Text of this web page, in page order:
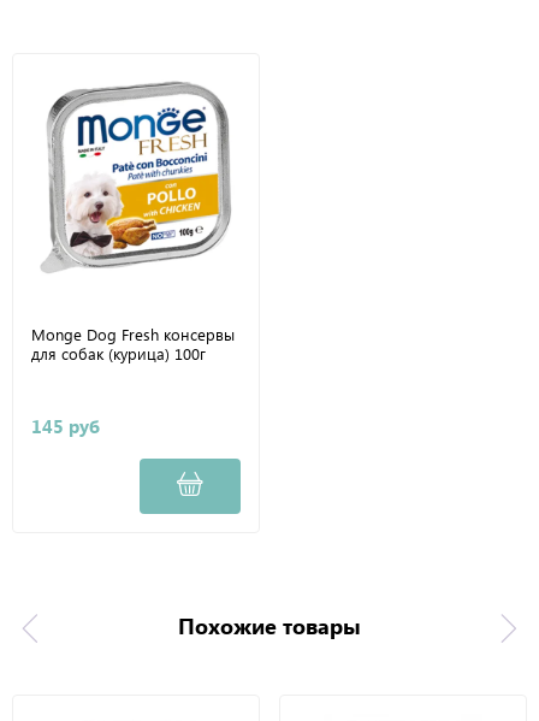
Monge Dog Fresh консервы
для собак (курица) 100г
145 руб
Похожие товары